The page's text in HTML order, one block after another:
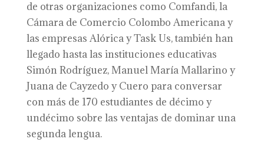
de otras organizaciones como Comfandi, la
Cámara de Comercio Colombo Americana y
las empresas Alórica y Task Us, también han
llegado hasta las instituciones educativas
Simón Rodríguez, Manuel María Mallarino y
Juana de Cayzedo y Cuero para conversar
con más de 170 estudiantes de décimo y
undécimo sobre las ventajas de dominar una
segunda lengua.